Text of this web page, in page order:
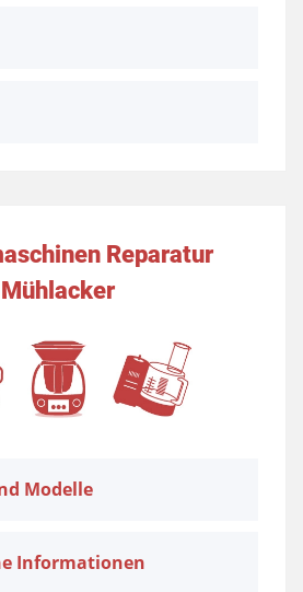
Reparatur
Mühlacker
Modelle
Informationen